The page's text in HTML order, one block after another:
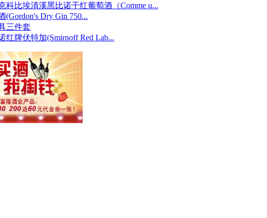
科比埃清溪黑比诺干红葡萄酒（Comme u...
(Gordon's Dry Gin 750...
三件套
红牌伏特加(Smirnoff Red Lab...